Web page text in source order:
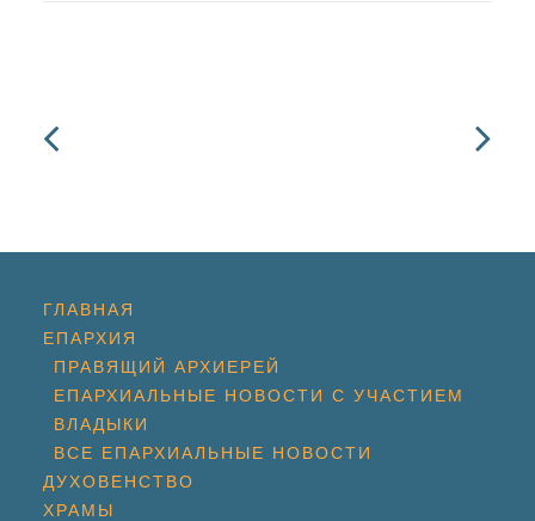
ГЛАВНАЯ
ЕПАРХИЯ
ПРАВЯЩИЙ АРХИЕРЕЙ
ЕПАРХИАЛЬНЫЕ НОВОСТИ С УЧАСТИЕМ
ВЛАДЫКИ
ВСЕ ЕПАРХИАЛЬНЫЕ НОВОСТИ
ДУХОВЕНСТВО
ХРАМЫ